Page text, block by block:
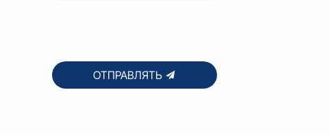
ОТПРАВЛЯТЬ